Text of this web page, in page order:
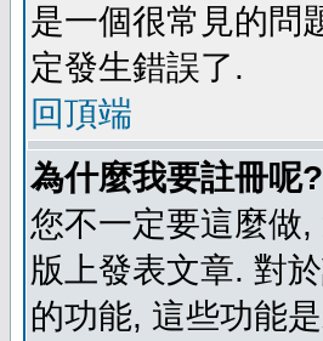
是一個很常見的問
定發生錯誤了.
回頂端
為什麼我要註冊呢?
您不一定要這麼做
版上發表文章. 對
的功能, 這些功能